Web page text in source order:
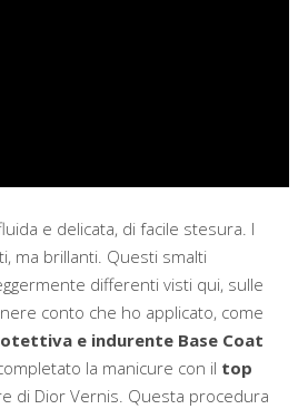
e delicata, di facile stesura. I
ma brillanti. Questi smalti
differenti visti qui, sulle
conto che ho applicato, come
e indurente Base Coat
la manicure con il top
di Dior Vernis. Questa procedura